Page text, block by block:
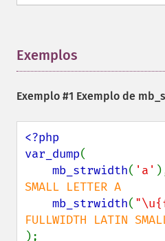
Exemplos
Exemplo #1 Exemplo de
<?php
var_dump(
mb_strwidth( 'a'
SMALL LETTER A
mb_strwidth(